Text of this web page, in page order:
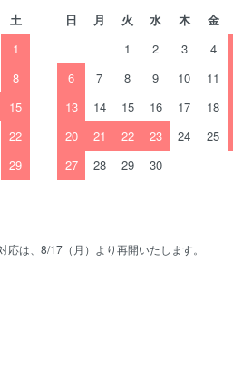
土
1
8
15
22
29
日 月 火 水 木
金
1
2 3
4
6
7 8 9 10
11
13
14 15 16 17
18
20
21 22 23 24
25
27
28 29 30
は、8/17（月）より再開いたします。